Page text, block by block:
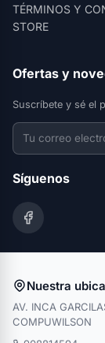
TÉRMINOS Y
STORE
Ofertas y
Suscríbete y sé el
Síguenos
Nuestra
AV. INCA
COMPUWILSON